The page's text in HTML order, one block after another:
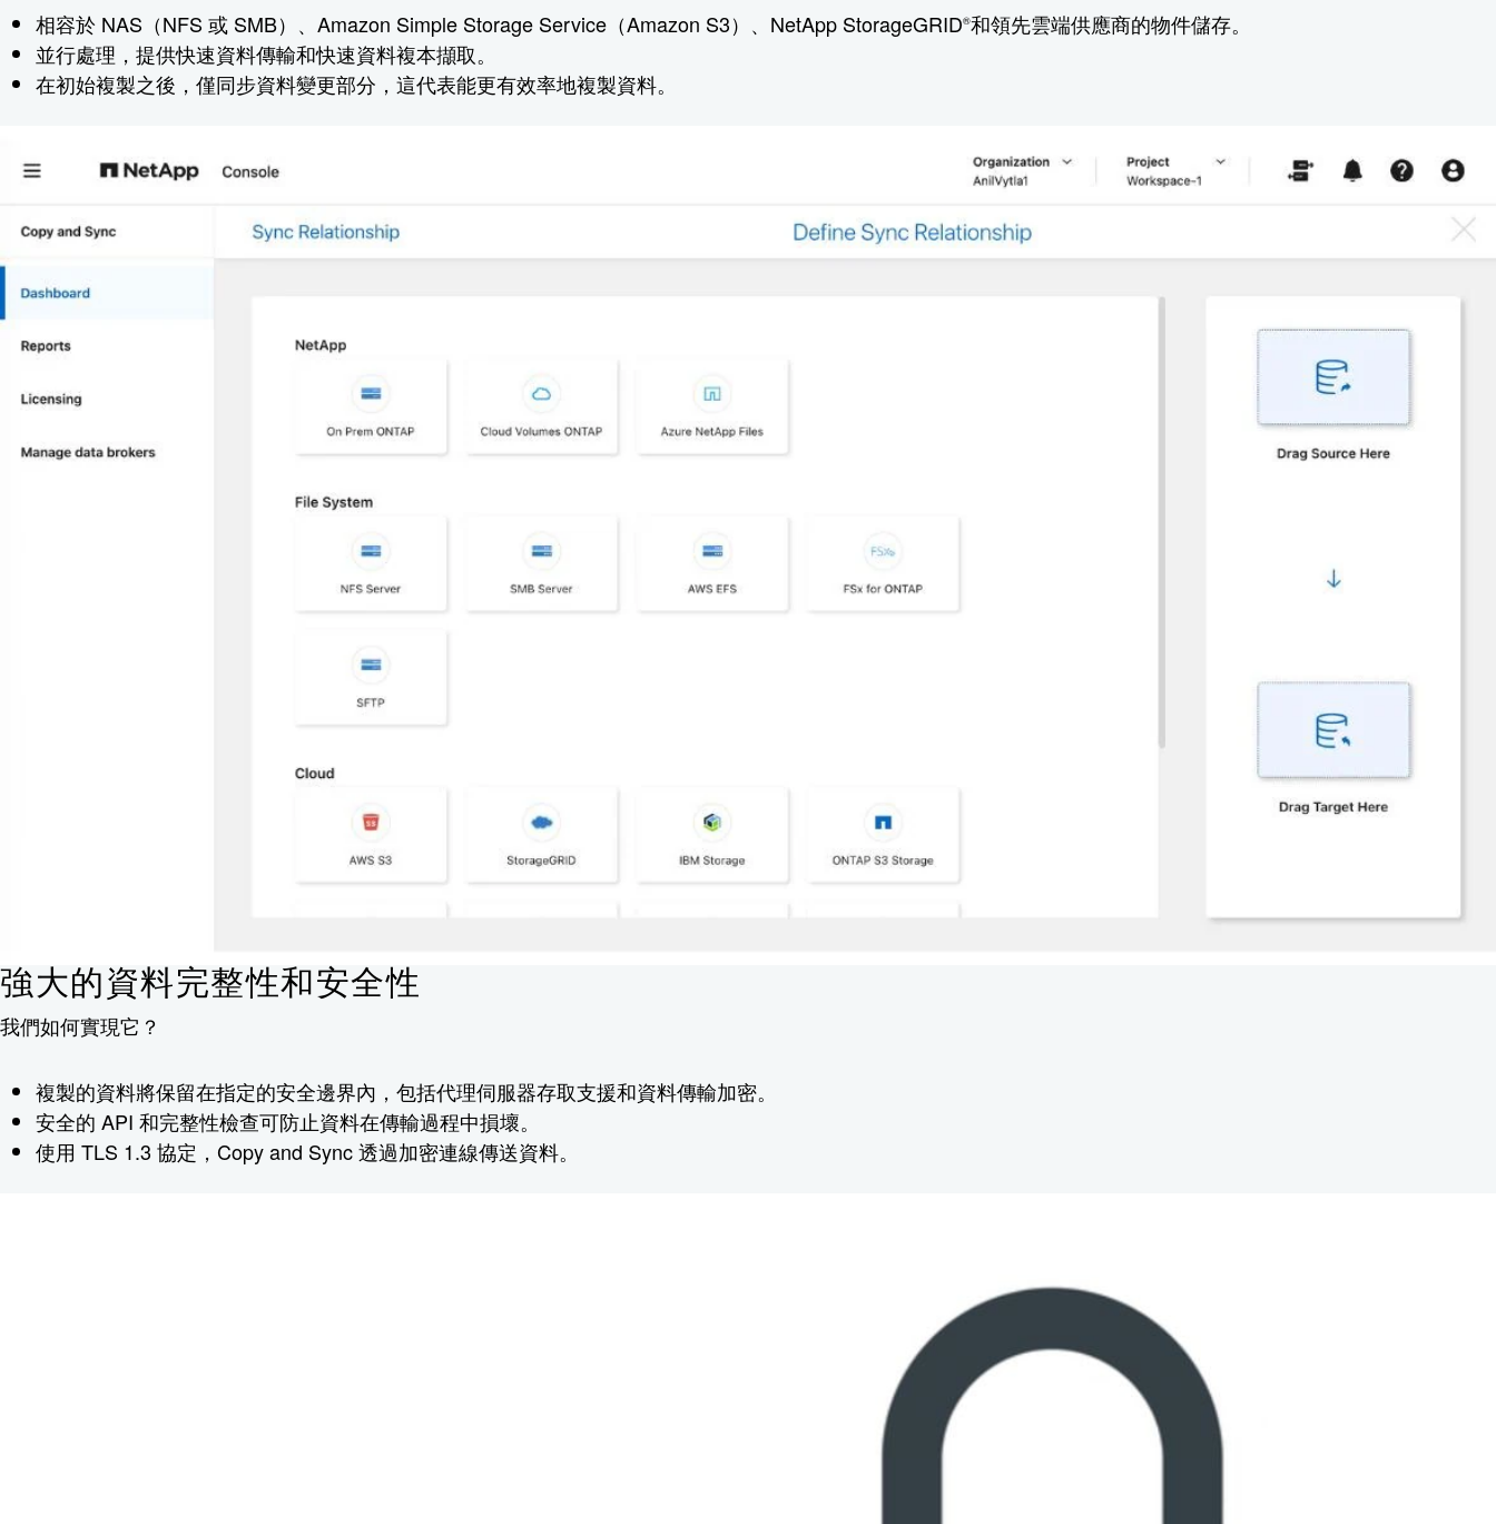
相容於 NAS（NFS 或 SMB）、Amazon Simple Storage Service（Amazon S3）、NetApp StorageGRID®和領先雲端供應商的物件儲存。
並行處理，提供快速資料傳輸和快速資料複本擷取。
在初始複製之後，僅同步資料變更部分，這代表能更有效率地複製資料。
強大的資料完整性和安全性
我們如何實現它？
複製的資料將保留在指定的安全邊界內，包括代理伺服器存取支援和資料傳輸加密。
安全的 API 和完整性檢查可防止資料在傳輸過程中損壞。
使用 TLS 1.3 協定，Copy and Sync 透過加密連線傳送資料。